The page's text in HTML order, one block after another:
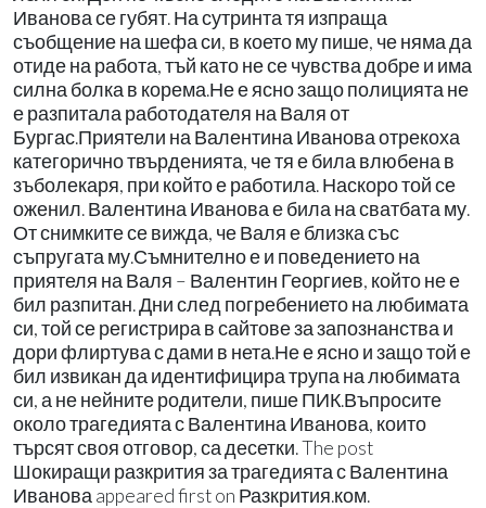
Иванова се губят. На сутринта тя изпраща
съобщение на шефа си, в което му пише, че няма да
отиде на работа, тъй като не се чувства добре и има
силна болка в корема.Не е ясно защо полицията не
е разпитала работодателя на Валя от
Бургас.Приятели на Валентина Иванова отрекоха
категорично твърденията, че тя е била влюбена в
зъболекаря, при който е работила. Наскоро той се
оженил. Валентина Иванова е била на сватбата му.
От снимките се вижда, че Валя е близка със
съпругата му.Съмнително е и поведението на
приятеля на Валя – Валентин Георгиев, който не е
бил разпитан. Дни след погребението на любимата
си, той се регистрира в сайтове за запознанства и
дори флиртува с дами в нета.Не е ясно и защо той е
бил извикан да идентифицира трупа на любимата
си, а не нейните родители, пише ПИК.Въпросите
около трагедията с Валентина Иванова, които
търсят своя отговор, са десетки. The post
Шокиращи разкрития за трагедията с Валентина
Иванова appeared first on Разкрития.ком.